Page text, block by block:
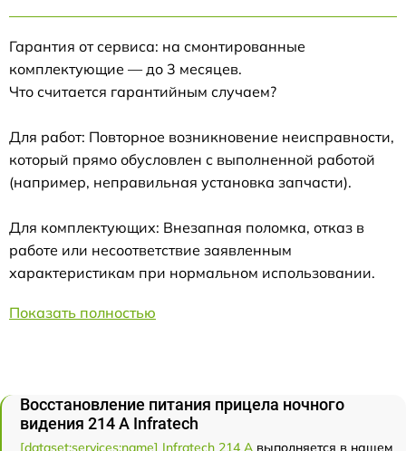
Гарантия от сервиса: на смонтированные
комплектующие — до 3 месяцев.
Что считается гарантийным случаем?
Для работ: Повторное возникновение неисправности,
который прямо обусловлен с выполненной работой
(например, неправильная установка запчасти).
Для комплектующих: Внезапная поломка, отказ в
работе или несоответствие заявленным
характеристикам при нормальном использовании.
Показать полностью
Восстановление питания прицела ночного
видения 214 А Infratech
[dataset:services:name] Infratech 214 А выполняется в нашем